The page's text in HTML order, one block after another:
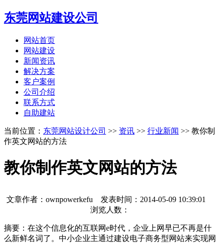
东莞网站建设公司
网站首页
网站建设
新闻资讯
解决方案
客户案例
公司介绍
联系方式
自助建站
当前位置： 东莞网站设计公司 >> 资讯 >> 行业新闻 >> 教你制
作英文网站的方法
教你制作英文网站的方法
文章作者：ownpowerkefu 发表时间： 2014-05-09 10:39:01
浏览人数：
摘要： 在这个信息化的互联网e时代，企业上网早已不再是什
么新鲜名词了。中小企业主通过建设电子商务型网站来实现网